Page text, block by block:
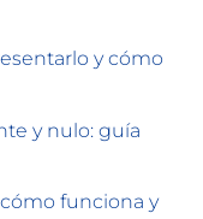
y cómo
y nulo: guía
funciona y